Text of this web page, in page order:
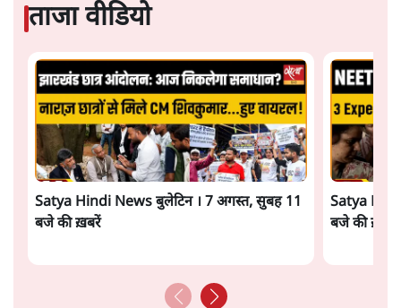
ताजा वीडियो
Satya Hindi News बुलेटिन । 7 अगस्त, सुबह 11
बजे की ख़बरें
Satya
बजे की ख़बरें